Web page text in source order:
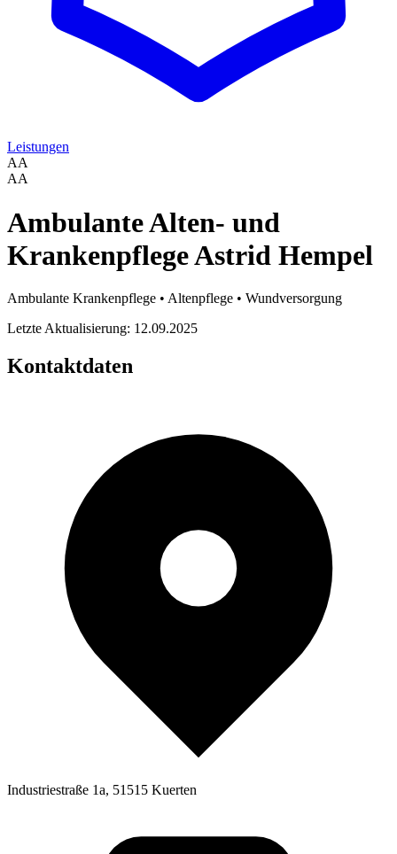
Leistungen
AA
AA
Ambulante Alten- und
Krankenpflege Astrid Hempel
Ambulante Krankenpflege • Altenpflege • Wundversorgung
Letzte Aktualisierung: 12.09.2025
Kontaktdaten
Industriestraße 1a, 51515 Kuerten